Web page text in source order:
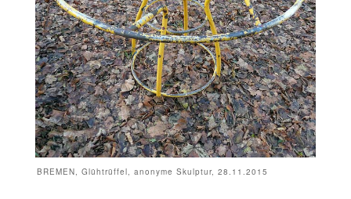
BREMEN, Glühtrüffel, anonyme Skulptur, 28.11.2015